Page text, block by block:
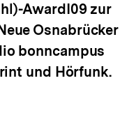
AwardI09 zur
Osnabrücker
bonncampus
und Hörfunk.